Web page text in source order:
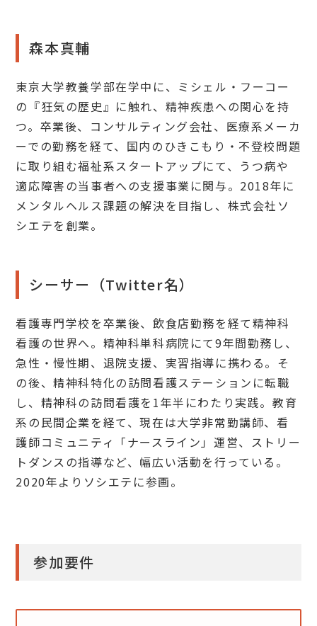
森本真輔
東京大学教養学部在学中に、ミシェル・フーコー
の『狂気の歴史』に触れ、精神疾患への関心を持
つ。卒業後、コンサルティング会社、医療系メーカ
ーでの勤務を経て、国内のひきこもり・不登校問題
に取り組む福祉系スタートアップにて、うつ病や
適応障害の当事者への支援事業に関与。2018年に
メンタルヘルス課題の解決を目指し、株式会社ソ
シエテを創業。
シーサー（Twitter名）
看護専門学校を卒業後、飲食店勤務を経て精神科
看護の世界へ。精神科単科病院にて9年間勤務し、
急性・慢性期、退院支援、実習指導に携わる。そ
の後、精神科特化の訪問看護ステーションに転職
し、精神科の訪問看護を1年半にわたり実践。教育
系の民間企業を経て、現在は大学非常勤講師、看
護師コミュニティ「ナースライン」運営、ストリー
トダンスの指導など、幅広い活動を行っている。
2020年よりソシエテに参画。
参加要件